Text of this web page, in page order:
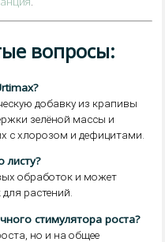
вопросы:
добавку из крапивы
зелёной массы и
с хлорозом и дефицитами.
листу?
обработок и может
растений.
стимулятора роста?
но и на общее